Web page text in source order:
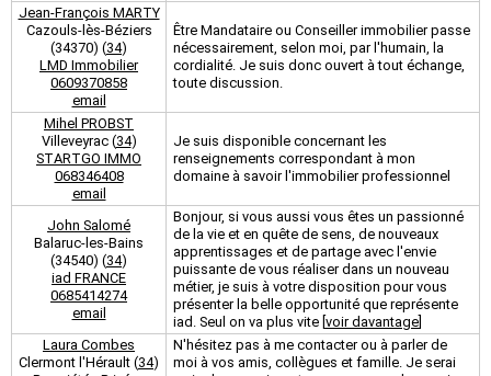
Jean-François MARTY
Cazouls-lès-Béziers
(34370) (34)
LMD Immobilier
0609370858
email
Être Mandataire ou Conseiller immobilier passe
nécessairement, selon moi, par l'humain, la
cordialité. Je suis donc ouvert à tout échange,
toute discussion.
Mihel PROBST
Villeveyrac (34)
STARTGO IMMO
068346408
email
Je suis disponible concernant les
renseignements correspondant à mon
domaine à savoir l'immobilier professionnel
John Salomé
Balaruc-les-Bains
(34540) (34)
iad FRANCE
0685414274
email
Bonjour, si vous aussi vous êtes un passionné
de la vie et en quête de sens, de nouveaux
apprentissages et de partage avec l'envie
puissante de vous réaliser dans un nouveau
métier, je suis à votre disposition pour vous
présenter la belle opportunité que représente
iad. Seul on va plus vite [ voir davantage
Laura Combes
Clermont l'Hérault (34)
N'hésitez pas à me contacter ou à parler de
moi à vos amis, collègues et famille. Je serai